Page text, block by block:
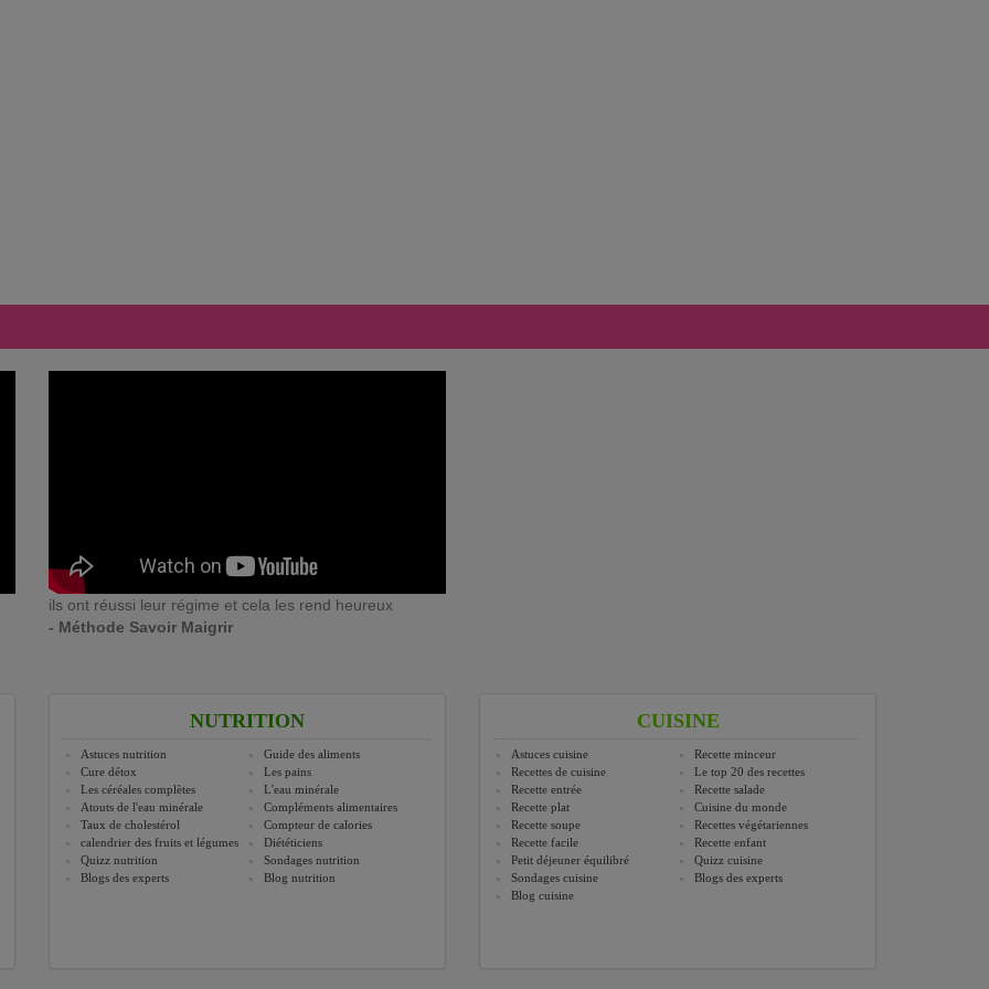
ils ont réussi leur régime et cela les rend heureux
- Méthode Savoir Maigrir
NUTRITION
Astuces nutrition
Guide des aliments
Cure détox
Les pains
Les céréales complètes
L'eau minérale
Atouts de l'eau minérale
Compléments alimentaires
Taux de cholestérol
Compteur de calories
calendrier des fruits et légumes
Diététiciens
Quizz nutrition
Sondages nutrition
Blogs des experts
Blog nutrition
CUISINE
Astuces cuisine
Recette minceur
Recettes de cuisine
Le top 20 des recettes
Recette entrée
Recette salade
Recette plat
Cuisine du monde
Recette soupe
Recettes végétariennes
Recette facile
Recette enfant
Petit déjeuner équilibré
Quizz cuisine
Sondages cuisine
Blogs des experts
Blog cuisine